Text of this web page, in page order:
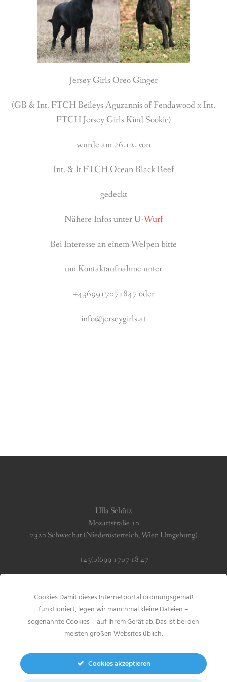
BREEDING
CONTACT
Jersey Girls Oreo Ginger
(GB & Int. FTCH Beileys Aguzannis of Fendawood x Int.
FTCH Jersey Girls Kind Sookie)
wurde am 26.12. von
Int. & It FTCH Ocean Black Reef
gedeckt
Nähere Infos unterU-Wurf
Bei Interesse an einem Welpen bitte
um Kontaktaufnahme unter
+4369917071847 oder
info@jerseygirls.at
Ulla Schütz
Mozartstraße 10
2320 Schwechat (Niederösterreich, Wien Umgebung)
+43(0)699 1707 18 47
Impressum & Datenschutz
Search
Cookies Damit dieses Internetportal ordnungsgemäß
funktioniert, legen wir manchmal kleine Dateien –
sogenannte Cookies – auf Ihrem Gerät ab. Das ist bei den
meisten großen Websites üblich.
Cookies akzeptieren